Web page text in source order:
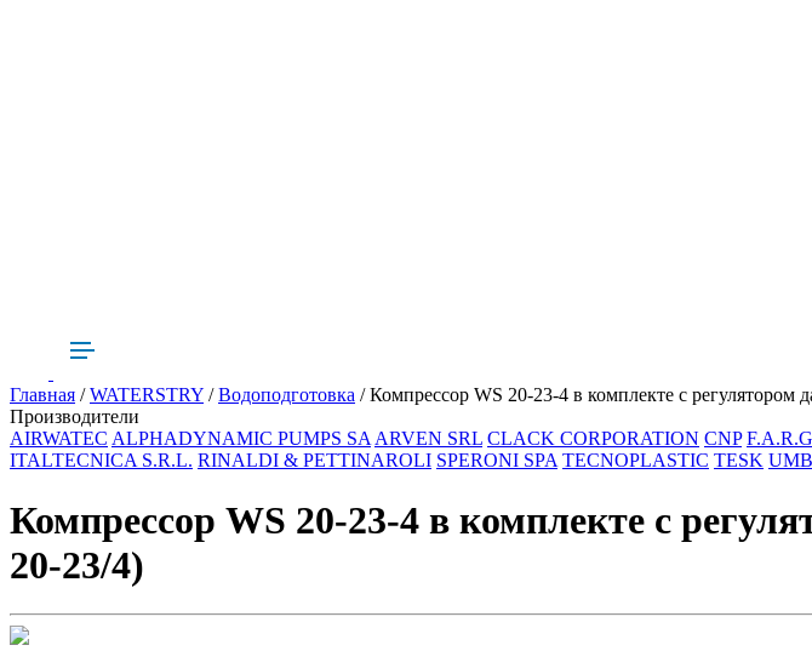
Главная /WATERSTRY /Водоподготовка / Компрессор WS 20-23-4 в комплекте с регулятором
Производители
AIRWATEC ALPHADYNAMIC PUMPS SAARVEN SRL CLACK CORPORATION CNP
ITALTECNICA S.R.L. RINALDI & PETTINAROLI SPERONI SPA TECNOPLASTIC TESK
Компрессор WS 20-23-4 в комплекте с
20-23/4)